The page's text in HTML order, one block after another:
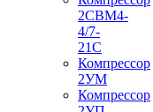
2СВМ4-
4/7-
21С
Компрессор
2УМ
Компрессор